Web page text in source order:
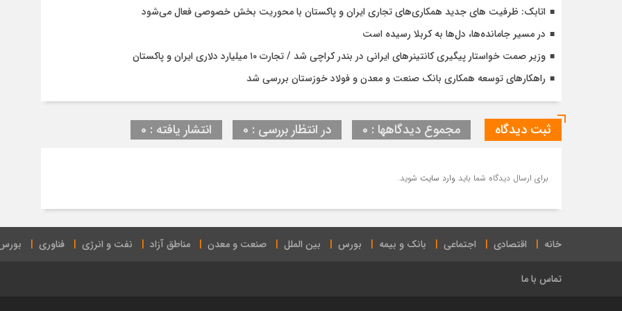
اتابک: ظرفیت های جدید همکاری‌های تجاری ایران و پاکستان با محوریت بخش خصوصی فعال می‌شود
در مسیر جا‌مانده‌ها، دل‌ها به کربلا رسیده است
وزیر صمت خواستار پیگیری کانتینرهای ایرانی در بندر کراچی شد / تجارت ۱۰ میلیارد دلاری ایران و پاکستان
راهکارهای توسعه همکاری بانک صنعت و معدن و فولاد خوزستان بررسی شد
ثبت دیدگاه مجموع دیدگاهها : 0 در انتظار بررسی : 0 انتشار یافته : 0
برای ارسال دیدگاه شما باید وارد سایت شوید.
خانه اقتصادی اجتماعی بانک و بیمه بورس بین الملل صنعت و معدن مناطق آزاد نفت و انرژی فناوری
تماس با ما